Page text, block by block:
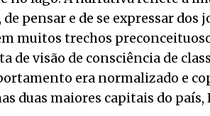
pensar e de se expressar dos
muitos trechos
de visão de consciência de
era normalizado e
duas maiores capitais do país,